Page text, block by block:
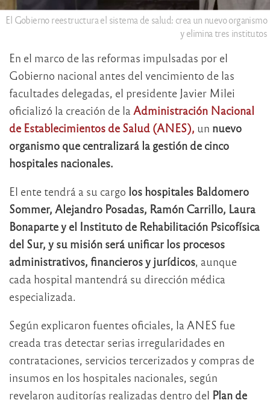
El Gobierno reestructura el sistema de salud: crea un nuevo organismo
y elimina tres institutos
En el marco de las reformas impulsadas por el
Gobierno nacional antes del vencimiento de las
facultades delegadas, el presidente Javier Milei
oficializó la creación de la Administración Nacional
de Establecimientos de Salud (ANES), un nuevo
organismo que centralizará la gestión de cinco
hospitales nacionales.
El ente tendrá a su cargo los hospitales Baldomero
Sommer, Alejandro Posadas, Ramón Carrillo, Laura
Bonaparte y el Instituto de Rehabilitación Psicofísica
del Sur, y su misión será unificar los procesos
administrativos, financieros y jurídicos, aunque
cada hospital mantendrá su dirección médica
especializada.
Según explicaron fuentes oficiales, la ANES fue
creada tras detectar serias irregularidades en
contrataciones, servicios tercerizados y compras de
insumos en los hospitales nacionales, según
revelaron auditorías realizadas dentro del Plan de